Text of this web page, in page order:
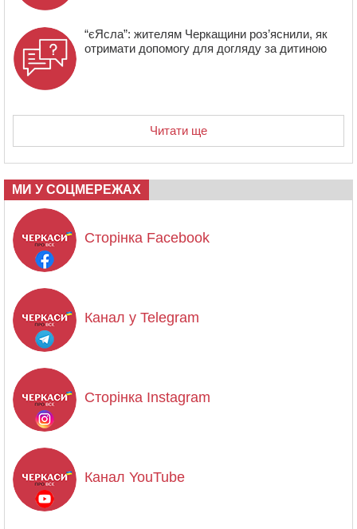
“єЯсла”: жителям Черкащини роз’яснили, як
отримати допомогу для догляду за дитиною
Читати ще
МИ У СОЦМЕРЕЖАХ
Сторінка Facebook
Канал у Telegram
Сторінка Instagram
Канал YouTube